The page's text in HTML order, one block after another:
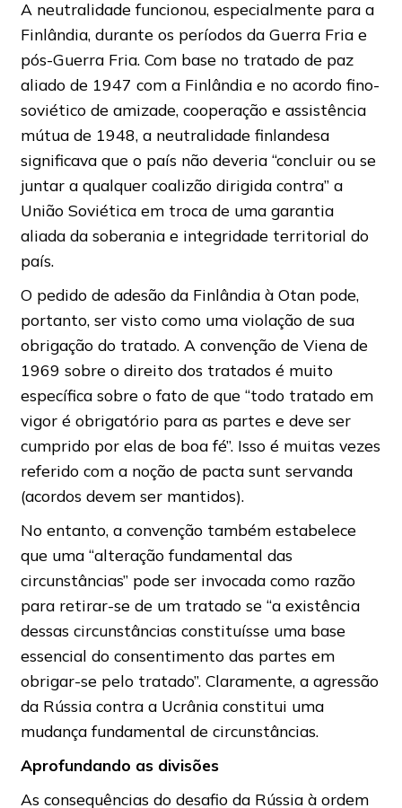
A neutralidade funcionou, especialmente para a
Finlândia, durante os períodos da Guerra Fria e
pós-Guerra Fria. Com base no tratado de paz
aliado de 1947 com a Finlândia e no acordo fino-
soviético de amizade, cooperação e assistência
mútua de 1948, a neutralidade finlandesa
significava que o país não deveria “concluir ou se
juntar a qualquer coalizão dirigida contra” a
União Soviética em troca de uma garantia
aliada da soberania e integridade territorial do
país.
O pedido de adesão da Finlândia à Otan pode,
portanto, ser visto como uma violação de sua
obrigação do tratado. A convenção de Viena de
1969 sobre o direito dos tratados é muito
específica sobre o fato de que “todo tratado em
vigor é obrigatório para as partes e deve ser
cumprido por elas de boa fé”. Isso é muitas vezes
referido com a noção de pacta sunt servanda
(acordos devem ser mantidos).
No entanto, a convenção também estabelece
que uma “alteração fundamental das
circunstâncias” pode ser invocada como razão
para retirar-se de um tratado se “a existência
dessas circunstâncias constituísse uma base
essencial do consentimento das partes em
obrigar-se pelo tratado”. Claramente, a agressão
da Rússia contra a Ucrânia constitui uma
mudança fundamental de circunstâncias.
Aprofundando as divisões
As consequências do desafio da Rússia à ordem